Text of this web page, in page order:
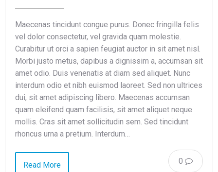
Maecenas tincidunt congue purus. Donec fringilla felis
vel dolor consectetur, vel gravida quam molestie.
Curabitur ut orci a sapien feugiat auctor in sit amet nisl.
Morbi justo metus, dapibus a dignissim a, accumsan sit
amet odio. Duis venenatis at diam sed aliquet. Nunc
interdum odio et nibh euismod laoreet. Sed non ultrices
dui, sit amet adipiscing libero. Maecenas accumsan
quam eleifend quam facilisis, sit amet aliquet neque
mollis. Cras sit amet sollicitudin sem. Sed tincidunt
rhoncus urna a pretium. Interdum…
0
Read More